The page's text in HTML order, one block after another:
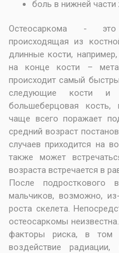
боль в нижней
Остеосаркома - это
происходящая из
длинные кости,
на конце кости –
происходит самый
следующие кости и
большеберцовая кость,
чаще всего поражает
средний возраст
случаев приходится на
также может
возраста встречается в
После подросткового
мальчиков, возможно,
роста скелета.
остеосаркомы
факторы риска, в том
воздействие радиации,